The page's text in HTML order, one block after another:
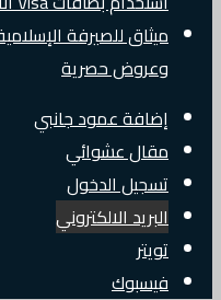
ميثاق للصيرفة
وعروض حصرية
إضافة عمود جانبي
مقال عشوائي
تسجيل الدخول
البريد الالكتروني
تويتر
فيسبوك